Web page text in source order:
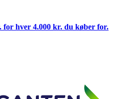
hver 4.000 kr. du køber for.